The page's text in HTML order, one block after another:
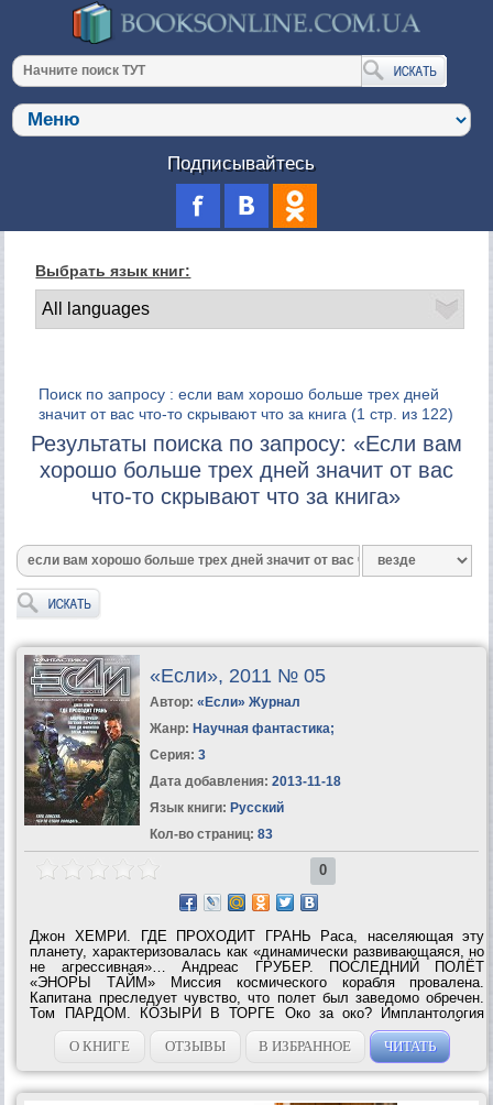
Подписывайтесь
Выбрать язык книг:
Поиск по запросу : если вам хорошо больше трех дней
значит от вас что-то скрывают что за книга (1 стр. из 122)
Результаты поиска по запросу: «Если вам
хорошо больше трех дней значит от вас
что-то скрывают что за книга»
«Если», 2011 № 05
Автор: «Если» Журнал
Жанр: Научная фантастика;
Серия: 3
Дата добавления: 2013-11-18
Язык книги: Русский
Кол-во страниц: 83
0
Джон ХЕМРИ. ГДЕ ПРОХОДИТ ГРАНЬ Раса, населяющая эту
планету, характеризовалась как «динамически развивающаяся, но
не агрессивная»… Андреас ГРУБЕР. ПОСЛЕДНИЙ ПОЛЁТ
«ЭНОРЫ ТАЙМ» Миссия космического корабля провалена.
Капитана преследует чувство, что полет был заведомо обречен.
Том ПАРДОМ. КОЗЫРИ В ТОРГЕ Око за око? Имплантология
будущего способна творить чудеса. Кеннет ШНЕЙЕР.
СВИДЕТЕЛЬ ПОЛНОЙ ПРАВДЫ Просто как...
О КНИГЕ ОТЗЫВЫ В ИЗБРАННОЕ ЧИТАТЬ